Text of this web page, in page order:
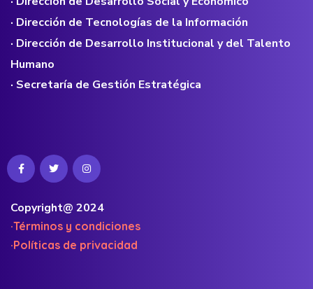
· Dirección de Tecnologías de la Información
· Dirección de Desarrollo Institucional y del Talento
Humano
· Secretaría de Gestión Estratégica
Copyright@ 2024
·Términos y condiciones
·Políticas de privacidad